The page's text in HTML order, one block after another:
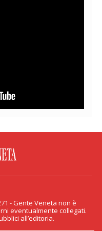
Veneta non è responsabile
Gente Veneta percepisce
- Gente Veneta non è
eventualmente collegati.
all’editoria.